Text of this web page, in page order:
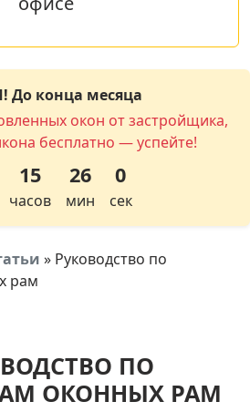
До конца месяца
окон от застройщика,
бесплатно — успейте!
15
часов
26
мин
0
сек
» Руководство по
рам
ПО
ОКОННЫХ РАМ